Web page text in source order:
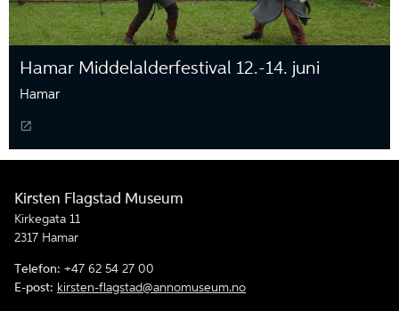
Hamar Middelalderfestival 12.-14. juni
Hamar
Kirsten Flagstad Museum
Kirkegata 11
2317 Hamar
Telefon: +47 62 54 27 00
E-post: kirsten-flagstad@annomuseum.no